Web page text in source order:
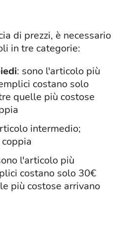
di prezzi, è necessario
in tre categorie:
: sono l'articolo più
costano solo
quelle più costose
intermedio;
l'articolo più
costano solo 30€
più costose arrivano